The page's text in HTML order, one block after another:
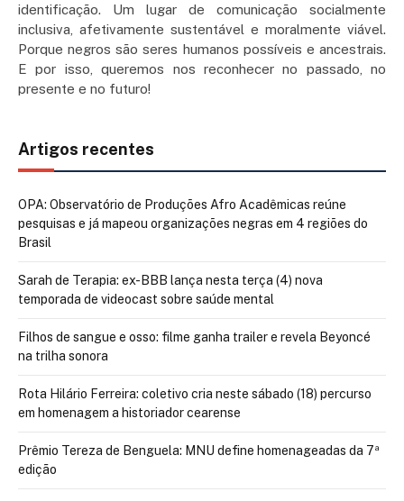
identificação. Um lugar de comunicação socialmente
inclusiva, afetivamente sustentável e moralmente viável.
Porque negros são seres humanos possíveis e ancestrais.
E por isso, queremos nos reconhecer no passado, no
presente e no futuro!
Artigos recentes
OPA: Observatório de Produções Afro Acadêmicas reúne
pesquisas e já mapeou organizações negras em 4 regiões do
Brasil
Sarah de Terapia: ex-BBB lança nesta terça (4) nova
temporada de videocast sobre saúde mental
Filhos de sangue e osso: filme ganha trailer e revela Beyoncé
na trilha sonora
Rota Hilário Ferreira: coletivo cria neste sábado (18) percurso
em homenagem a historiador cearense
Prêmio Tereza de Benguela: MNU define homenageadas da 7ª
edição